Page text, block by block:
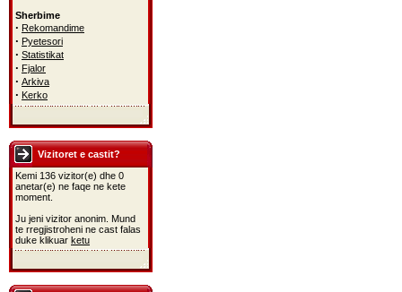
Sherbime
· Rekomandime
· Pyetesori
· Statistikat
· Fjalor
· Arkiva
· Kerko
Vizitoret e castit?
Kemi 136 vizitor(e) dhe 0
anetar(e) ne faqe ne kete
moment.
Ju jeni vizitor anonim. Mund
te rregjistroheni ne cast falas
duke klikuar ketu